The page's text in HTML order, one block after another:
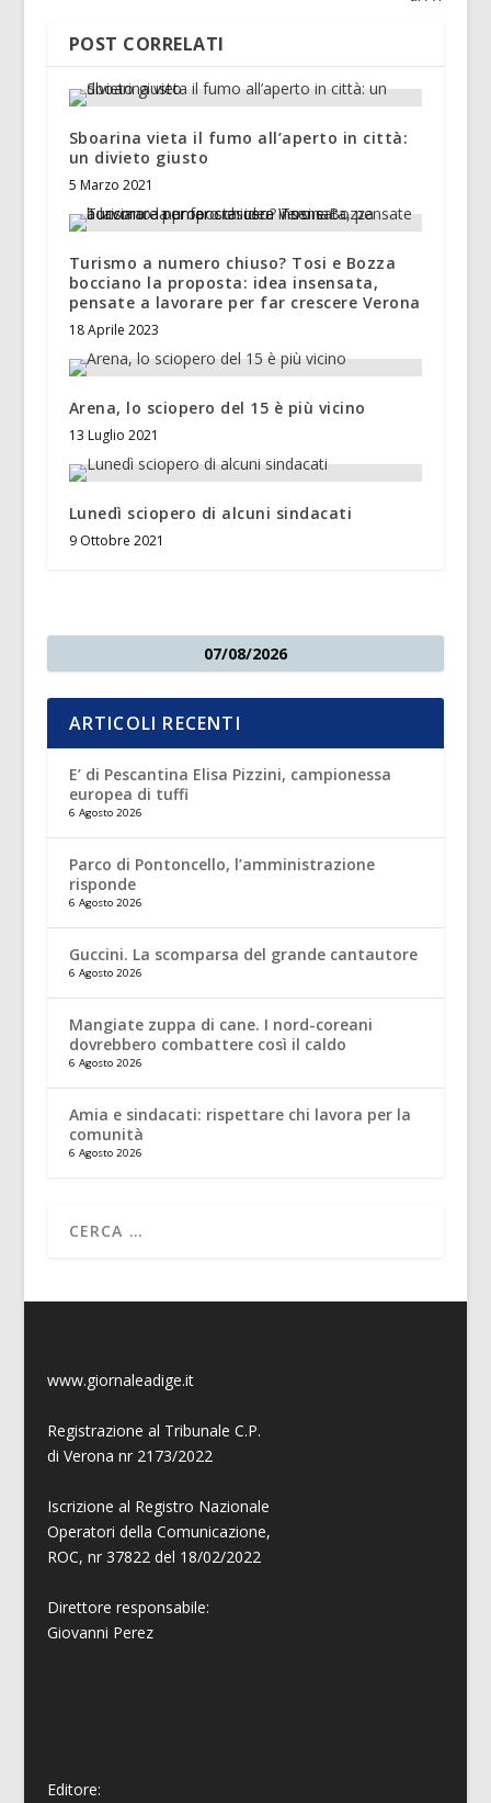
POST CORRELATI
Sboarina vieta il fumo all’aperto in città:
un divieto giusto
5 Marzo 2021
Turismo a numero chiuso? Tosi e Bozza
bocciano la proposta: idea insensata,
pensate a lavorare per far crescere Verona
18 Aprile 2023
Arena, lo sciopero del 15 è più vicino
13 Luglio 2021
Lunedì sciopero di alcuni sindacati
9 Ottobre 2021
07/08/2026
ARTICOLI RECENTI
E’ di Pescantina Elisa Pizzini, campionessa
europea di tuffi
6 Agosto 2026
Parco di Pontoncello, l’amministrazione
risponde
6 Agosto 2026
Guccini. La scomparsa del grande cantautore
6 Agosto 2026
Mangiate zuppa di cane. I nord-coreani
dovrebbero combattere così il caldo
6 Agosto 2026
Amia e sindacati: rispettare chi lavora per la
comunità
6 Agosto 2026
www.giornaleadige.it
Registrazione al Tribunale C.P.
di Verona nr 2173/2022
Iscrizione al Registro Nazionale
Operatori della Comunicazione,
ROC, nr 37822 del 18/02/2022
Direttore responsabile:
Giovanni Perez
Editore: